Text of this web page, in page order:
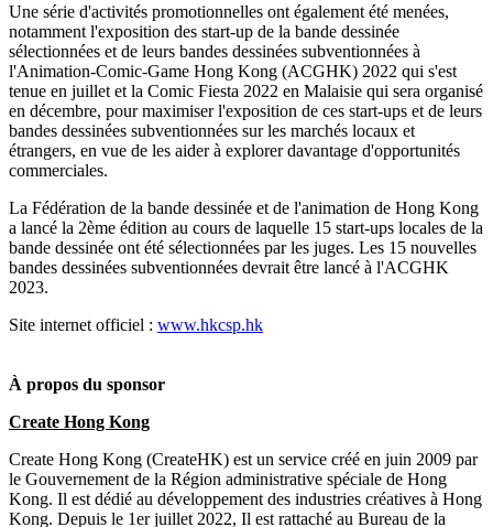
Une série d'activités promotionnelles ont également été menées,
notamment l'exposition des start-up de la bande dessinée
sélectionnées et de leurs bandes dessinées subventionnées à
l'Animation-Comic-Game Hong Kong (ACGHK) 2022 qui s'est
tenue en juillet et la Comic Fiesta 2022 en Malaisie qui sera organisé
en décembre, pour maximiser l'exposition de ces start-ups et de leurs
bandes dessinées subventionnées sur les marchés locaux et
étrangers, en vue de les aider à explorer davantage d'opportunités
commerciales.
La Fédération de la bande dessinée et de l'animation de Hong Kong
a lancé la 2ème édition au cours de laquelle 15 start-ups locales de la
bande dessinée ont été sélectionnées par les juges. Les 15 nouvelles
bandes dessinées subventionnées devrait être lancé à l'ACGHK
2023.
Site internet officiel : www.hkcsp.hk
À propos du sponsor
Create Hong Kong
Create Hong Kong (CreateHK) est un service créé en juin 2009 par
le Gouvernement de la Région administrative spéciale de Hong
Kong. Il est dédié au développement des industries créatives à Hong
Kong. Depuis le 1er juillet 2022, Il est rattaché au Bureau de la